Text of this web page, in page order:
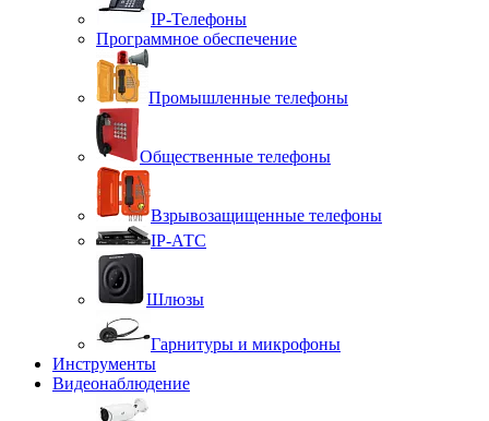
IP-Телефоны
Программное обеспечение
Промышленные телефоны
Общественные телефоны
Взрывозащищенные телефоны
IP-АТС
Шлюзы
Гарнитуры и микрофоны
Инструменты
Видеонаблюдение